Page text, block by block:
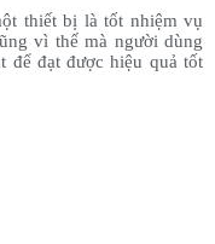
thiết bị là tốt nhiệm vụ
vì thế mà người dùng
để đạt được hiệu quả tốt